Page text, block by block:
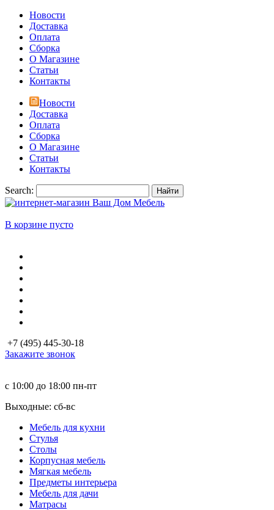
Новости
Доставка
Оплата
Сборка
О Магазине
Статьи
Контакты
Новости
Доставка
Оплата
Сборка
О Магазине
Статьи
Контакты
Search: Найти
В корзине пусто
+7 (495) 445-30-18
Закажите звонок
с 10:00 до 18:00 пн-пт
Выходные: сб-вc
Мебель для кухни
Стулья
Столы
Корпусная мебель
Мягкая мебель
Предметы интерьера
Мебель для дачи
Матраcы